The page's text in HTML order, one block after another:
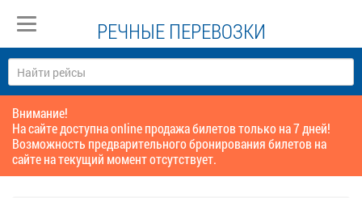
РЕЧНЫЕ ПЕРЕВОЗКИ
Внимание!
На сайте доступна online продажа билетов только на 7 дней!
Возможность предварительного бронирования билетов на
сайте на текущий момент отсутствует.